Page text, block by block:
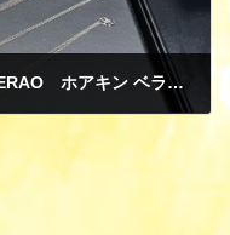
貴金属 ジュエリー JOAQUIN BERAO ホアキン ベラオ ネックレス リング ペンダントトップ K18 イエローゴールド ホワイトゴールド スペインジュエリー 買取